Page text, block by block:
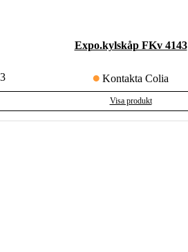
Expo.kylskåp FKv 4143
Kontakta Colia
Visa produkt